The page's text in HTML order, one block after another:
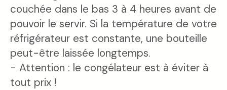
couchée dans le bas 3 à 4 heures avant de
pouvoir le servir. Si la température de votre
réfrigérateur est constante, une bouteille
peut-être laissée longtemps.
- Attention : le congélateur est à éviter à
tout prix !